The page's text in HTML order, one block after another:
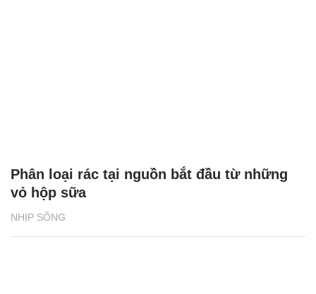
NHỊP SỐNG
Phân loại rác tại nguồn bắt đầu từ những
vỏ hộp sữa